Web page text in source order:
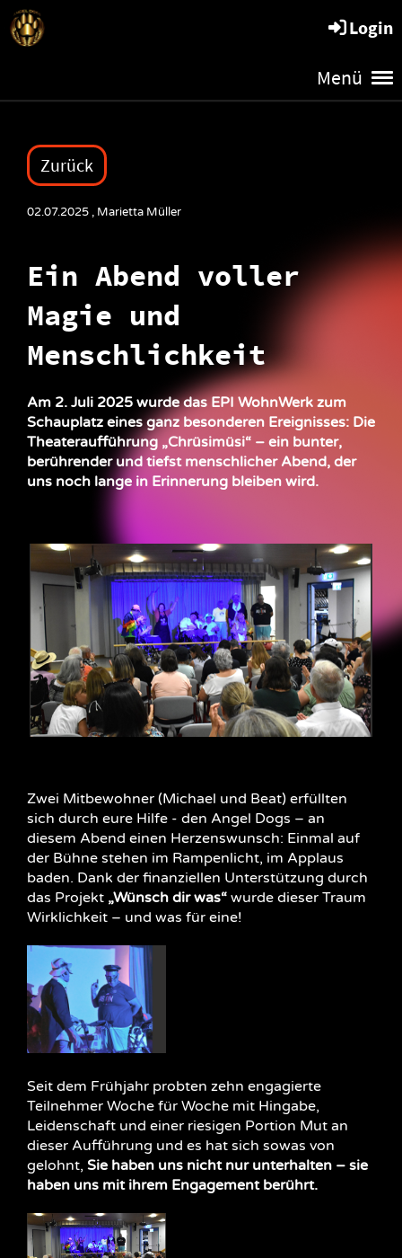
Login
Menü
Zurück
02.07.2025 , Marietta Müller
Ein Abend voller
Magie und
Menschlichkeit
Am 2. Juli 2025 wurde das EPI WohnWerk zum
Schauplatz eines ganz besonderen Ereignisses: Die
Theateraufführung „Chrüsimüsi“ – ein bunter,
berührender und tiefst menschlicher Abend, der
uns noch lange in Erinnerung bleiben wird.
Zwei Mitbewohner (Michael und Beat) erfüllten
sich durch eure Hilfe - den Angel Dogs – an
diesem Abend einen Herzenswunsch: Einmal auf
der Bühne stehen im Rampenlicht, im Applaus
baden. Dank der finanziellen Unterstützung durch
das Projekt „Wünsch dir was“ wurde dieser Traum
Wirklichkeit – und was für eine!
Seit dem Frühjahr probten zehn engagierte
Teilnehmer Woche für Woche mit Hingabe,
Leidenschaft und einer riesigen Portion Mut an
dieser Aufführung und es hat sich sowas von
gelohnt, Sie haben uns nicht nur unterhalten – sie
haben uns mit ihrem Engagement berührt.